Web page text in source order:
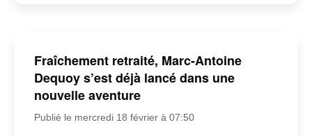
Fraîchement retraité, Marc-Antoine
Dequoy s’est déjà lancé dans une
nouvelle aventure
Publié le mercredi 18 février à 07:50